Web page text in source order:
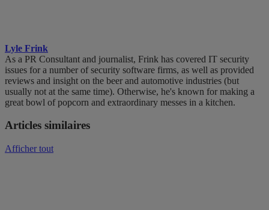
Lyle Frink
As a PR Consultant and journalist, Frink has covered IT security
issues for a number of security software firms, as well as provided
reviews and insight on the beer and automotive industries (but
usually not at the same time). Otherwise, he's known for making a
great bowl of popcorn and extraordinary messes in a kitchen.
Articles similaires
Afficher tout